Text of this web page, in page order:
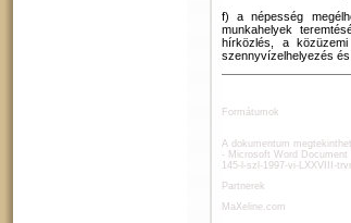
f) a népesség
munkahelyek
hírközlés, a
szennyvízelhelyezés
Formátumok
A dokumentum
- Microsoft Word Document
145-l-szl-1997-vi-LXXVIII-
Partnerek
MaXeline.com